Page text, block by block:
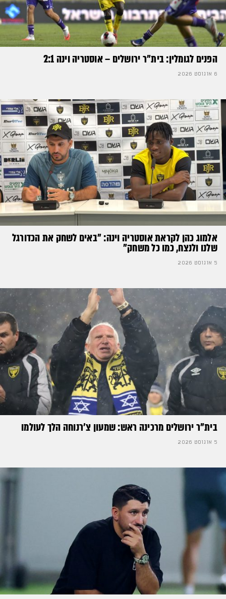
הפנים לגומלין: בית״ר ירושלים – אוסטריה וינה 2:1
6 אוגוסט 2026
אלמוג כהן לקראת אוסטריה וינה: ״באים לשחק את הכדורגל
שלנו ולנצח, כמו כל משחק״
5 אוגוסט 2026
בית"ר ירושלים מרכינה ראש: שמעון צ'רנוחה הלך לעולמו
5 אוגוסט 2026